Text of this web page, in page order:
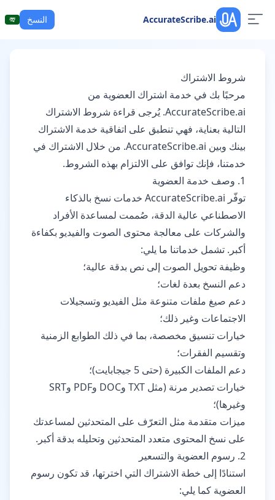
AccurateScribe.ai النسخ
شروط الاشتراك
مرحبًا بك في خدمة اشتراك العضوية من
AccurateScribe.ai. يُرجى قراءة شروط الاشتراك
التالية بعناية، فهي تنطبق على اتفاقية خدمة الاشتراك
بينك وبين AccurateScribe.ai. من خلال الاشتراك في
خدمتنا، فإنك توافق على الالتزام بهذه الشروط.
1. وصف خدمة العضوية
توفّر AccurateScribe.ai خدمات نسخ بالذكاء
الاصطناعي عالية الدقة، صُممت لمساعدة الأفراد
والشركات على معالجة محتوى الصوت والفيديو بكفاءة
أكبر. تشمل خدماتنا ما يلي:
وظيفة تحويل الصوت إلى نص بدقة عالية؛
دعم النسخ بعدة لغات؛
دعم صيغ ملفات متنوعة مثل الفيديو وتسجيلات
الاجتماعات وغير ذلك؛
خيارات تنسيق مخصصة، بما في ذلك الطوابع الزمنية
وتقسيم الفقرات؛
دعم الملفات الكبيرة (حتى 5 جيجابايت)؛
خيارات تصدير مرنة (مثل TXT وDOC وPDF وSRT
وغيرها)؛
ميزات متقدمة مثل التعرّف على المتحدثين لمساعدتك
على نسخ المحتوى متعدد المتحدثين وتحليله بدقة أكبر.
2. رسوم العضوية والتسعير
استنادًا إلى خطة الاشتراك التي اخترتها، قد تكون رسوم
العضوية كما يلي: